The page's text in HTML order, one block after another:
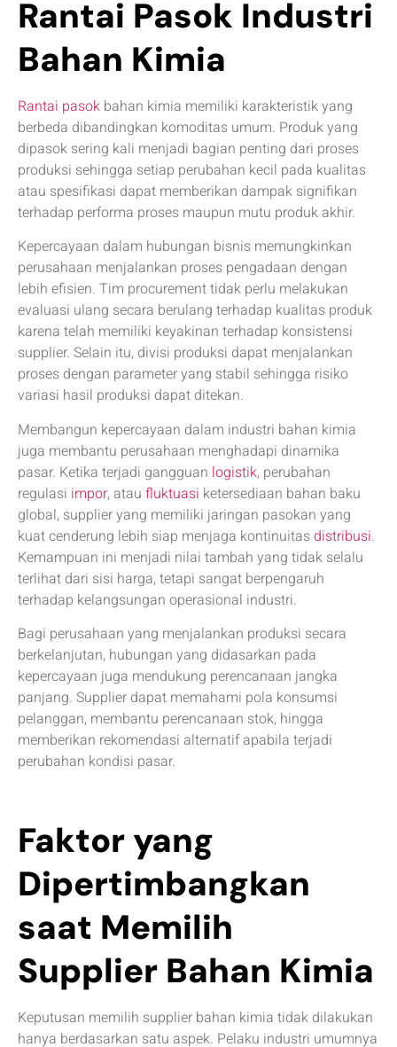
Rantai Pasok Industri
Bahan Kimia
Rantai pasok bahan kimia memiliki karakteristik yang
berbeda dibandingkan komoditas umum. Produk yang
dipasok sering kali menjadi bagian penting dari proses
produksi sehingga setiap perubahan kecil pada kualitas
atau spesifikasi dapat memberikan dampak signifikan
terhadap performa proses maupun mutu produk akhir.
Kepercayaan dalam hubungan bisnis memungkinkan
perusahaan menjalankan proses pengadaan dengan
lebih efisien. Tim procurement tidak perlu melakukan
evaluasi ulang secara berulang terhadap kualitas produk
karena telah memiliki keyakinan terhadap konsistensi
supplier. Selain itu, divisi produksi dapat menjalankan
proses dengan parameter yang stabil sehingga risiko
variasi hasil produksi dapat ditekan.
Membangun kepercayaan dalam industri bahan kimia
juga membantu perusahaan menghadapi dinamika
pasar. Ketika terjadi gangguan logistik, perubahan
regulasi impor, atau fluktuasi ketersediaan bahan baku
global, supplier yang memiliki jaringan pasokan yang
kuat cenderung lebih siap menjaga kontinuitasdistribusi.
Kemampuan ini menjadi nilai tambah yang tidak selalu
terlihat dari sisi harga, tetapi sangat berpengaruh
terhadap kelangsungan operasional industri.
Bagi perusahaan yang menjalankan produksi secara
berkelanjutan, hubungan yang didasarkan pada
kepercayaan juga mendukung perencanaan jangka
panjang. Supplier dapat memahami pola konsumsi
pelanggan, membantu perencanaan stok, hingga
memberikan rekomendasi alternatif apabila terjadi
perubahan kondisi pasar.
Faktor yang
Dipertimbangkan
saat Memilih
Supplier Bahan Kimia
Keputusan memilih supplier bahan kimia tidak dilakukan
hanya berdasarkan satu aspek. Pelaku industri umumnya